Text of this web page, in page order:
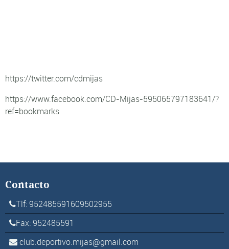
https://twitter.com/cdmijas
https://www.facebook.com/CD-Mijas-595065797183641/?
ref=bookmarks
Contacto
Tlf: 952485591609502955
Fax: 952485591
club.deportivo.mijas@gmail.com